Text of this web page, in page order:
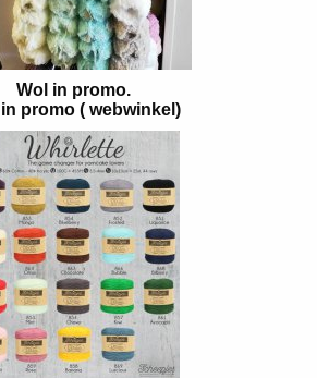
Wol in promo.
promo ( webwinkel)